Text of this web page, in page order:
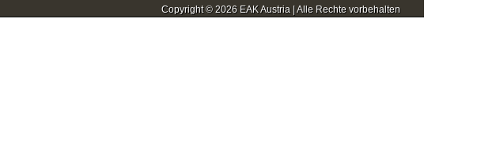
Copyright © 2026 EAK Austria | Alle Rechte vorbehalten